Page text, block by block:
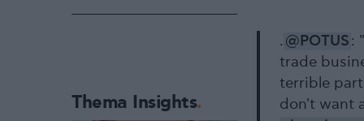
. @POTUS:
trade
terrible
don't want
Thema Insights